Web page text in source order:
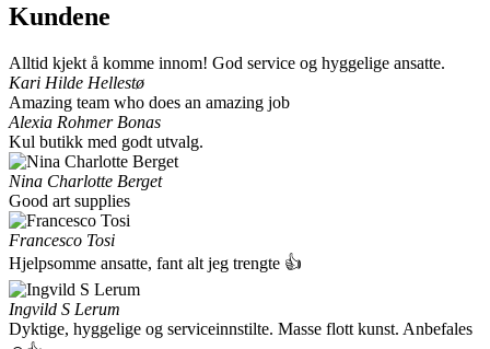
Kundene
Alltid kjekt å komme innom! God service og hyggelige ansatte.
Kari Hilde Hellestø
Amazing team who does an amazing job
Alexia Rohmer Bonas
Kul butikk med godt utvalg.
Nina Charlotte Berget
Good art supplies
Francesco Tosi
Hjelpsomme ansatte, fant alt jeg trengte 👍
Ingvild S Lerum
Dyktige, hyggelige og serviceinnstilte. Masse flott kunst. Anbefales